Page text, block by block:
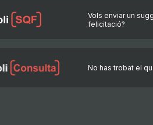
Vols enviar un
felicitació?
No has trobat el